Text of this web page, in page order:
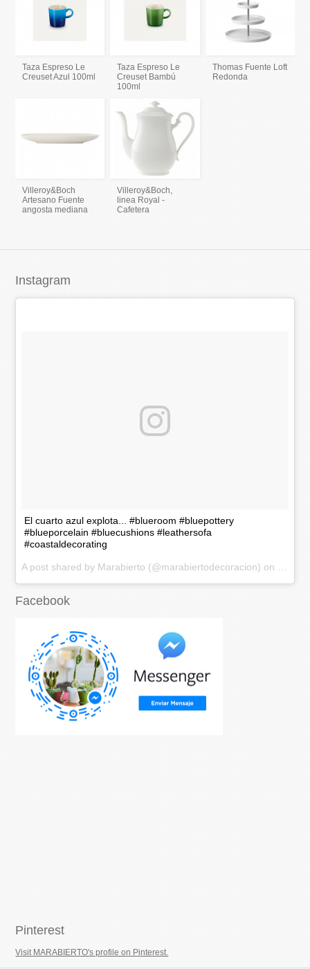
Taza Espreso Le
Creuset Azul 100ml
Taza Espreso Le
Creuset Bambú
100ml
Thomas Fuente Loft
Redonda
Villeroy&Boch
Artesano Fuente
angosta mediana
Villeroy&Boch,
linea Royal -
Cafetera
Instagram
El cuarto azul explota... #blueroom #bluepottery
#blueporcelain #bluecushions #leathersofa
#coastaldecorating
Facebook
Pinterest
Visit MARABIERTO's profile on Pinterest.